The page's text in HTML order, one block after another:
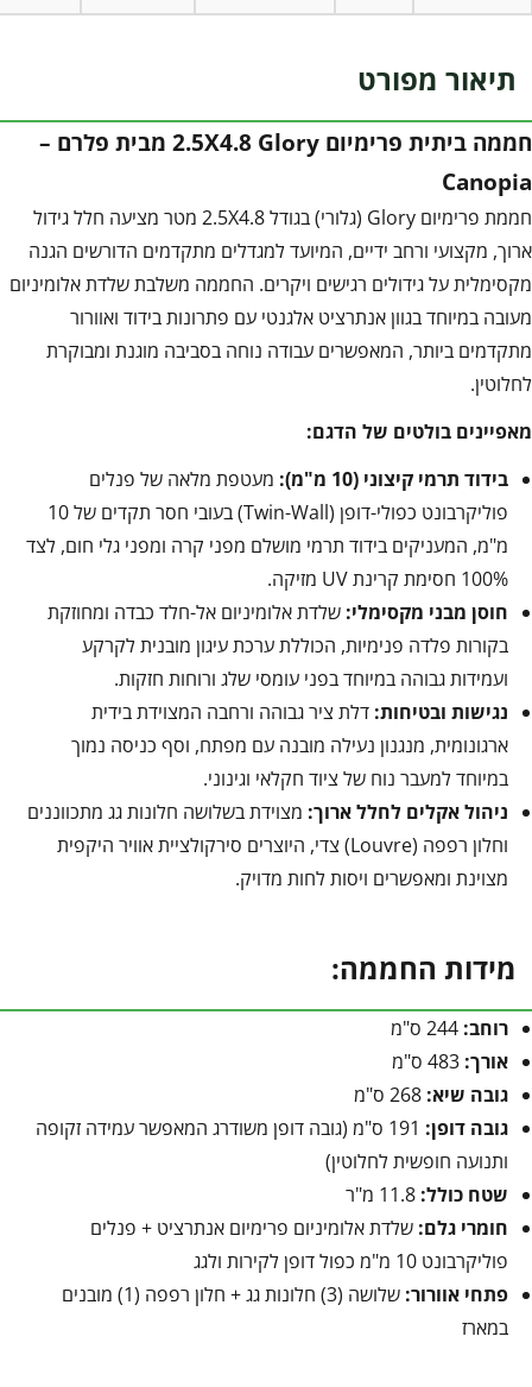
תיאור מפורט
חממה ביתית פרימיום 2.5X4.8 Glory מבית פלרם –
Canopia
חממת פרימיום Glory (גלורי) בגודל 2.5X4.8 מטר מציעה חלל גידול
ארוך, מקצועי ורחב ידיים, המיועד למגדלים מתקדמים הדורשים הגנה
מקסימלית על גידולים רגישים ויקרים. החממה משלבת שלדת אלומיניום
מעובה במיוחד בגוון אנתרציט אלגנטי עם פתרונות בידוד ואוורור
מתקדמים ביותר, המאפשרים עבודה נוחה בסביבה מוגנת ומבוקרת
לחלוטין.
מאפיינים בולטים של הדגם:
בידוד תרמי קיצוני (10 מ"מ):
מעטפת מלאה של פנלים
פוליקרבונט כפולי-דופן (Twin-Wall) בעובי חסר תקדים של 10
מ"מ, המעניקים בידוד תרמי מושלם מפני קרה ומפני גלי חום, לצד
100% חסימת קרינת UV מזיקה.
חוסן מבני מקסימלי: שלדת אלומיניום אל-חלד כבדה ומחוזקת
בקורות פלדה פנימיות, הכוללת ערכת עיגון מובנית לקרקע
ועמידות גבוהה במיוחד בפני עומסי שלג ורוחות חזקות.
נגישות ובטיחות: דלת ציר גבוהה ורחבה המצוידת בידית
ארגונומית, מנגנון נעילה מובנה עם מפתח, וסף כניסה נמוך
במיוחד למעבר נוח של ציוד חקלאי וגינוני.
ניהול אקלים לחלל ארוך: מצוידת בשלושה חלונות גג מתכווננים
וחלון רפפה (Louvre) צדי, היוצרים סירקולציית אוויר היקפית
מצוינת ומאפשרים ויסות לחות מדויק.
מידות החממה:
רוחב:
אורך:
גובה שיא:
גובה דופן:
191 ס"מ (גובה דופן משודרג המאפשר עמידה זקופה
ותנועה חופשית לחלוטין)
שטח כולל:
חומרי גלם: שלדת אלומיניום פרימיום אנתרציט + פנלים
פוליקרבונט 10 מ"מ כפול דופן לקירות ולגג
פתחי אוורור:
שלושה (3) חלונות גג + חלון רפפה (1) מובנים
במארז